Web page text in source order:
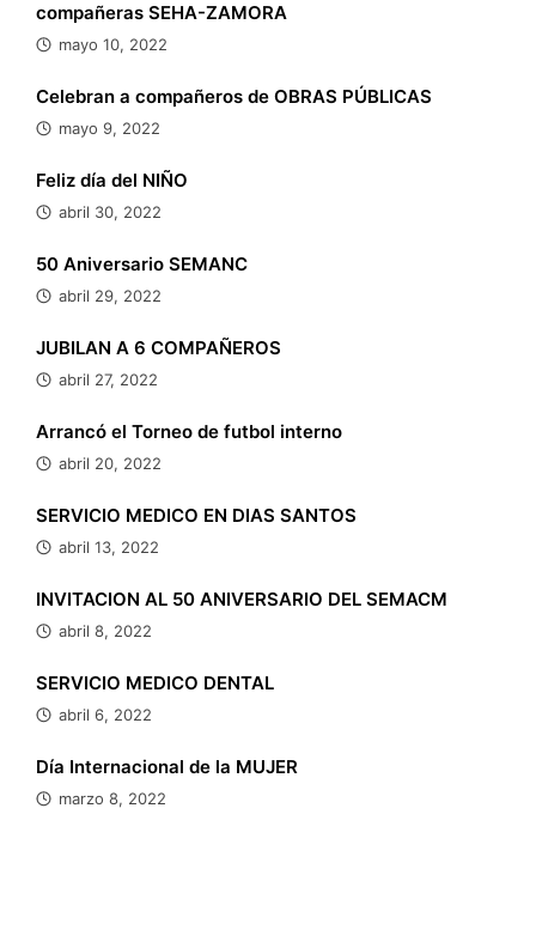
compañeras SEHA-ZAMORA
mayo 10, 2022
Celebran a compañeros de OBRAS PÚBLICAS
mayo 9, 2022
Feliz día del NIÑO
abril 30, 2022
50 Aniversario SEMANC
abril 29, 2022
JUBILAN A 6 COMPAÑEROS
abril 27, 2022
Arrancó el Torneo de futbol interno
abril 20, 2022
SERVICIO MEDICO EN DIAS SANTOS
abril 13, 2022
INVITACION AL 50 ANIVERSARIO DEL SEMACM
abril 8, 2022
SERVICIO MEDICO DENTAL
abril 6, 2022
Día Internacional de la MUJER
marzo 8, 2022